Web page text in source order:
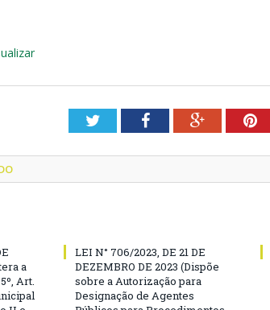
TwitterFacebookGoogle+
a
Art.
LEI N° 706/2023, DE 21 DE
DEZEMBRO DE 2023 (Dispõe
sobre a Autorização para
Designação de Agentes